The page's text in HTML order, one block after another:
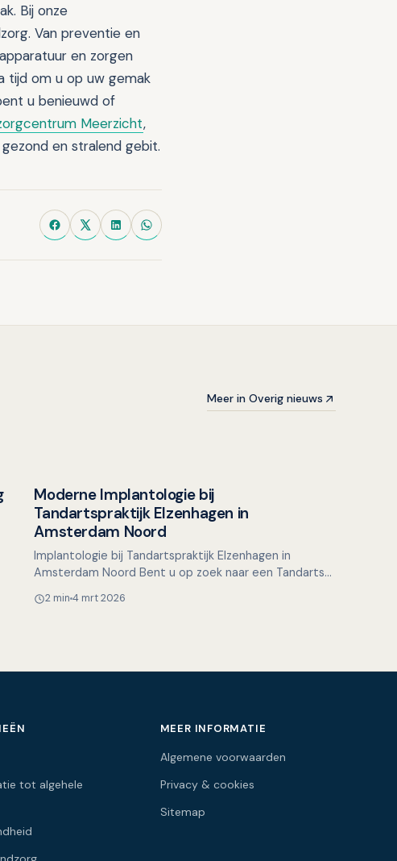
Bij onze
Van preventie en
en zorgen
tijd om u op uw gemak
u benieuwd of
Meerzicht,
en stralend gebit.
Meer in Overig nieuws
Overig nieuws
Moderne Implantologie bij
Tandartspraktijk Elzenhagen in
Amsterdam Noord
Implantologie bij Tandartspraktijk Elzenhagen in
Amsterdam Noord Bent u op zoek naar een Tandarts
betrouwbare en modern…
2 min4 mrt 2026
tot algehele
MEER INFORMATIE
Algemene voorwaarden
Privacy & cookies
Sitemap